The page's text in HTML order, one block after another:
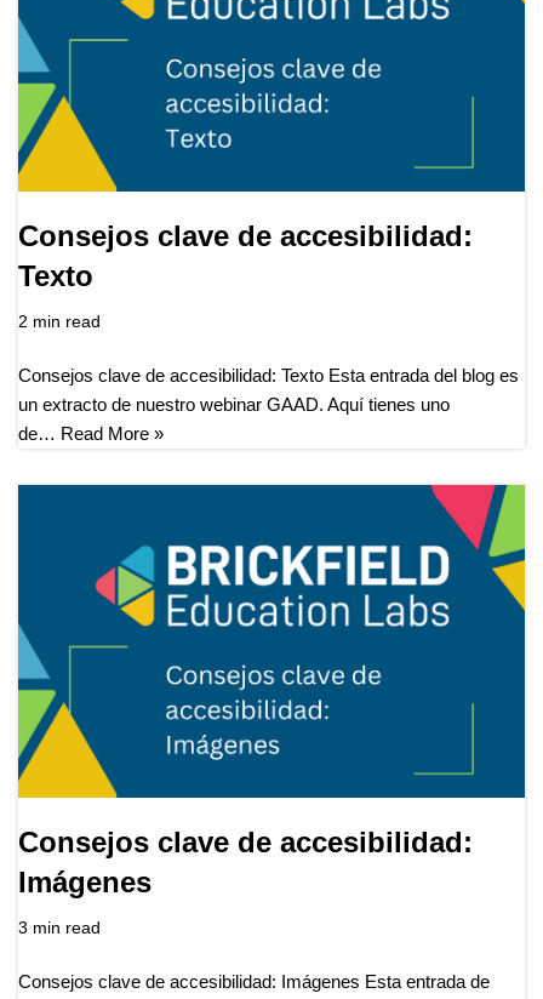
Consejos clave de accesibilidad:
Texto
2 min read
Consejos clave de accesibilidad: Texto Esta entrada del blog es
un extracto de nuestro webinar GAAD. Aquí tienes uno
de… Read More »
Consejos clave de accesibilidad:
Imágenes
3 min read
Consejos clave de accesibilidad: Imágenes Esta entrada de